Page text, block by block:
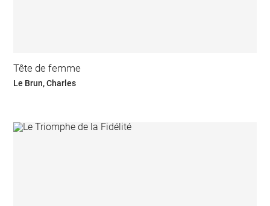
Tête de femme
Le Brun, Charles